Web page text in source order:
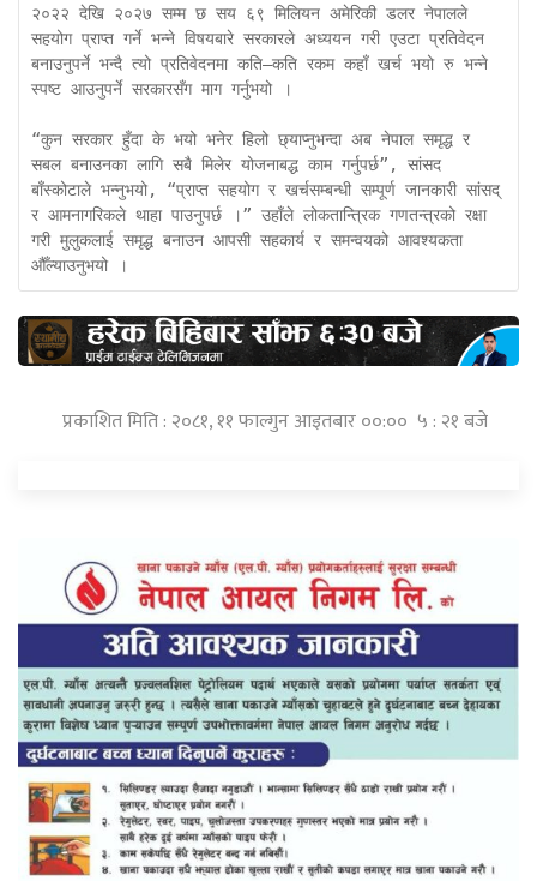
२०२२ देखि २०२७ सम्म छ सय ६९ मिलियन अमेरिकी डलर नेपालले
सहयोग प्राप्त गर्ने भन्ने विषयबारे सरकारले अध्ययन गरी एउटा प्रतिवेदन
बनाउनुपर्ने भन्दै त्यो प्रतिवेदनमा कति–कति रकम कहाँ खर्च भयो रु भन्ने
स्पष्ट आउनुपर्ने सरकारसँग माग गर्नुभयो ।
“कुन सरकार हुँदा के भयो भनेर हिलो छ्याप्नुभन्दा अब नेपाल समृद्ध र
सबल बनाउनका लागि सबै मिलेर योजनाबद्ध काम गर्नुपर्छ”, सांसद
बाँस्कोटाले भन्नुभयो, “प्राप्त सहयोग र खर्चसम्बन्धी सम्पूर्ण जानकारी सांसद्
र आमनागरिकले थाहा पाउनुपर्छ ।” उहाँले लोकतान्त्रिक गणतन्त्रको रक्षा
गरी मुलुकलाई समृद्ध बनाउन आपसी सहकार्य र समन्वयको आवश्यकता
औँल्याउनुभयो ।
प्रकाशित मिति : २०८१, ११ फाल्गुन आइतबार ००:०० ५ : २१ बजे